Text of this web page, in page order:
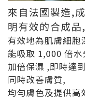
來自法國製造,
明有效的合成品,
有效地為肌膚細胞
能吸取 1,000 倍水
加倍保濕 ,即時達
同時改善膚質,
均勻膚色及提供高